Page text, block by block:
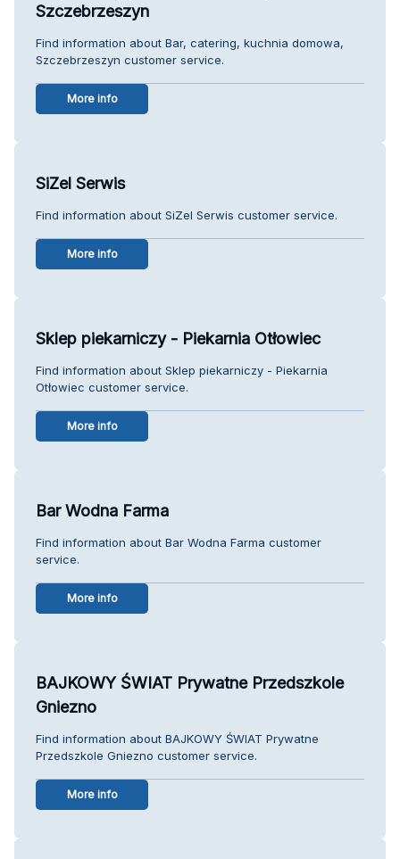
Szczebrzeszyn
Find information about Bar, catering, kuchnia domowa,
Szczebrzeszyn customer service.
More info
SiZel Serwis
Find information about SiZel Serwis customer service.
More info
Sklep piekarniczy - Piekarnia Otłowiec
Find information about Sklep piekarniczy - Piekarnia
Otłowiec customer service.
More info
Bar Wodna Farma
Find information about Bar Wodna Farma customer
service.
More info
BAJKOWY ŚWIAT Prywatne Przedszkole
Gniezno
Find information about BAJKOWY ŚWIAT Prywatne
Przedszkole Gniezno customer service.
More info